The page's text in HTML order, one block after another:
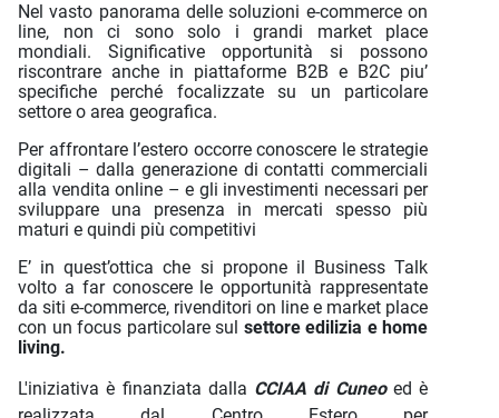
Nel vasto panorama delle soluzioni e-commerce on
line, non ci sono solo i grandi market place
mondiali. Significative opportunità si possono
riscontrare anche in piattaforme B2B e B2C piu’
specifiche perché focalizzate su un particolare
settore o area geografica.
Per affrontare l’estero occorre conoscere le strategie
digitali – dalla generazione di contatti commerciali
alla vendita online – e gli investimenti necessari per
sviluppare una presenza in mercati spesso più
maturi e quindi più competitivi
E’ in quest’ottica che si propone il Business Talk
volto a far conoscere le opportunità rappresentate
da siti e-commerce, rivenditori on line e market place
con un focus particolare sul settore edilizia e home
living.
L'iniziativa è finanziata dalla CCIAA di Cuneoed è